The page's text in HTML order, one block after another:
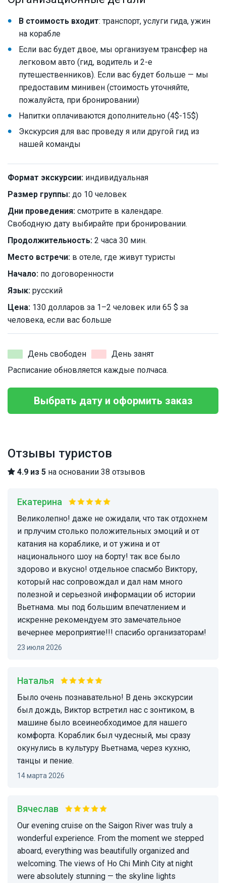
В стоимость входит: транспорт, услуги гида, ужин
на корабле
Если вас будет двое, мы организуем трансфер на
легковом авто (гид, водитель и 2-е
путешественников). Если вас будет больше — мы
предоставим минивен (стоимость уточняйте,
пожалуйста, при бронировании)
Напитки оплачиваются дополнительно (4$-15$)
Экскурсия для вас проведу я или другой гид из
нашей команды
Формат экскурсии: индивидуальная
Размер группы: до 10 человек
Дни проведения: смотрите в календаре.
Свободную дату выбирайте при бронировании.
Продолжительность: 2 часа 30 мин.
Место встречи: в отеле, где живут туристы
Начало: по договоренности
Язык: русский
Цена: 130 долларов за 1–2 человек или 65 $ за
человека, если вас больше
День свободен
День занят
Расписание обновляется каждые полчаса.
Выбрать дату и оформить заказ
Отзывы туристов
4.9 из 5 на основании 38 отзывов
Екатерина
великолепно! даже не ожидали, что так отдохнем
и прлучим столько положительных эмоций и от
катания на кораблике, и от ужина и от
национального шоу на борту! так все было
здорово и вкусно! отдельное спасмбо Виктору,
который нас сопровождал и дал нам много
полезной и серьезной информации об истории
Вьетнама. мы под большим впечатлением и
искренне рекомендуем это замечательное
вечернее мероприятие!!! спасибо организаторам!
23 июля 2026
Наталья
Было очень познавательно! В день экскурсии
был дождь, Виктор встретил нас с зонтиком, в
машине было всеинеобходимое для нашего
комфорта. Кораблик был чудесный, мы сразу
окунулись в культуру Вьетнама, через кухню,
танцы и пение.
14 марта 2026
Вячеслав
Our evening cruise on the Saigon River was truly a
wonderful experience. From the moment we stepped
aboard, everything was beautifully organized and
welcoming. The views of Ho Chi Minh City at night
were absolutely stunning — the skyline lights